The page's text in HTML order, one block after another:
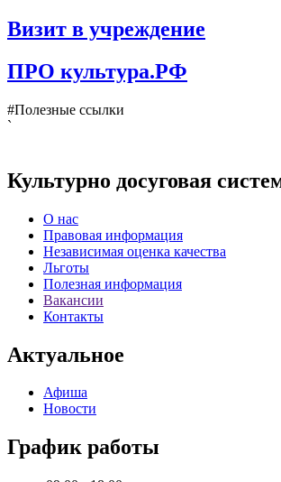
Визит в учреждение
ПРО культура.РФ
#Полезные ссылки
`
Культурно досуговая
О нас
Правовая информация
Независимая оценка качества
Льготы
Полезная информация
Вакансии
Контакты
Актуальное
Афиша
Новости
График работы